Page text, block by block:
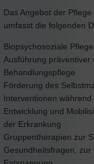
Das Angebot der
umfasst die folgenden
Biopsychosoziale
Ausführung
Behandlungspflege
Förderung des
Interventionen
Entwicklung und
der Erkrankung
Gruppentherapien zur
Gesundheitsfragen,